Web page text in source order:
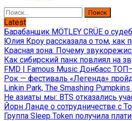
Найти:
Latest
Барабанщик MÖTLEY CRÜE о
Юлия Кроу рассказала о том, как
Красная зона: Почему
Как сибирский панк повлиял на
FMD | Famous Music Донбасс
Рок — фестиваль «Легенда»
Linkin Park, The Smashing
Не азиаты мы: BTS отказались
Йорн Ланде о сотрудничестве с
Группа Sleep Token получила